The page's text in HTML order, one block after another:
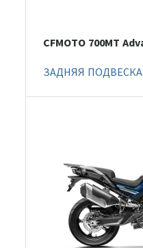
CFMOTO 700MT
ЗАДНЯЯ ПОДВЕСКА